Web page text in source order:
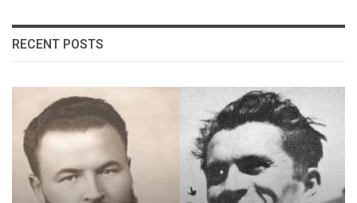
RECENT POSTS